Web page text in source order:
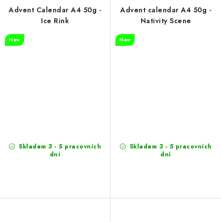
Advent Calendar A4 50g -
Ice Rink
New
Skladem 3 - 5 pracovních
dní
Advent calendar A4 50g -
Nativity Scene
New
Skladem 3 - 5 pracovních
dní